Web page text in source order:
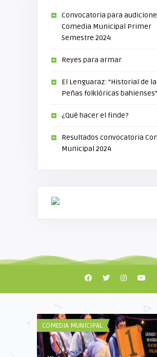
Convocatoria para
Comedia Municipal Primer
Semestre 2024
Reyes para armar
El Lenguaraz: “Historial de
Peñas folklóricas bahienses”
¿Qué hacer el finde?
Resultados convocatoria
Municipal 2024
COMEDIA MUNICIPAL